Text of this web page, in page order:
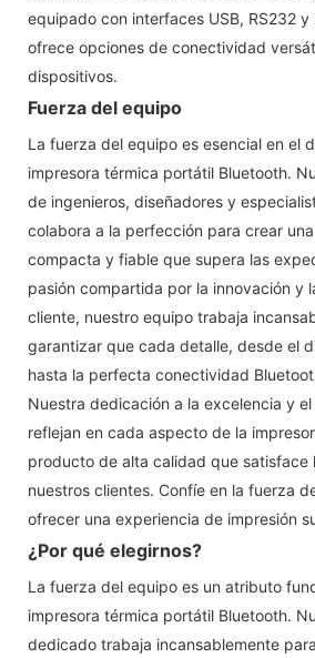
equipado con interfaces USB, RS232
ofrece opciones de conectividad
dispositivos.
Fuerza del equipo
La fuerza del equipo es esencial en el
impresora térmica portátil Bluetooth.
de ingenieros, diseñadores y
colabora a la perfección para crear
compacta y fiable que supera las
pasión compartida por la innovación y
cliente, nuestro equipo trabaja
garantizar que cada detalle, desde el
hasta la perfecta conectividad
Nuestra dedicación a la excelencia y
reflejan en cada aspecto de la
producto de alta calidad que satisface
nuestros clientes. Confíe en la fuerza
ofrecer una experiencia de impresión
¿Por qué elegirnos?
La fuerza del equipo es un atributo
impresora térmica portátil Bluetooth.
dedicado trabaja incansablemente